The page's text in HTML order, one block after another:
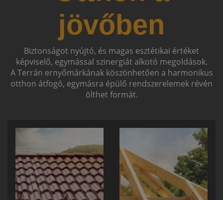
jövőben
Biztonságot nyújtó, és magas esztétikai értéket
képviselő, egymással szinergiát alkotó megoldások.
A Terrán ernyőmárkának köszönhetően a harmonikus
otthon átfogó, egymásra épülő rendszerelemek révén
ölthet formát.